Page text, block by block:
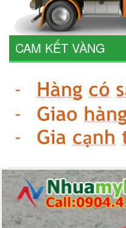
CAM KẾT VÀNG